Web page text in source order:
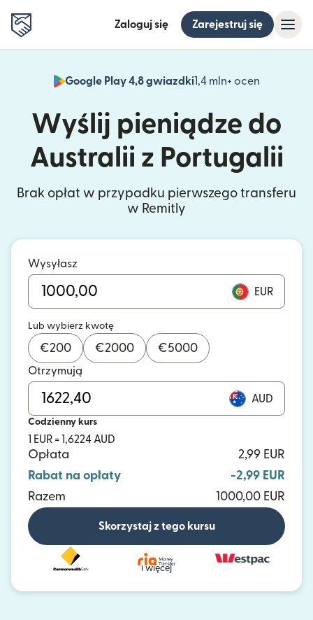
Zaloguj się Zarejestruj się
Google Play 4,8 gwiazdki1,4 mln+ ocen
(otwiera
Wyślij pieniądze do
Australii z Portugalii
Brak opłat w przypadku pierwszego transferu
w Remitly
Wysyłasz
EUR
Lub wybierz kwotę
€200 €2000 €5000
Otrzymują
AUD
Codzienny kurs
1 EUR = 1,6224 AUD
Opłata
2,99 EUR
Rabat na opłaty
-2,99 EUR
Razem
1000,00 EUR
Skorzystaj z tego kursu
i więcej